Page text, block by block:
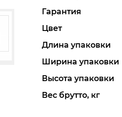
Гарантия
Цвет
Длина упаковки
Ширина упаковки
Высота упаковки
Вес брутто, кг